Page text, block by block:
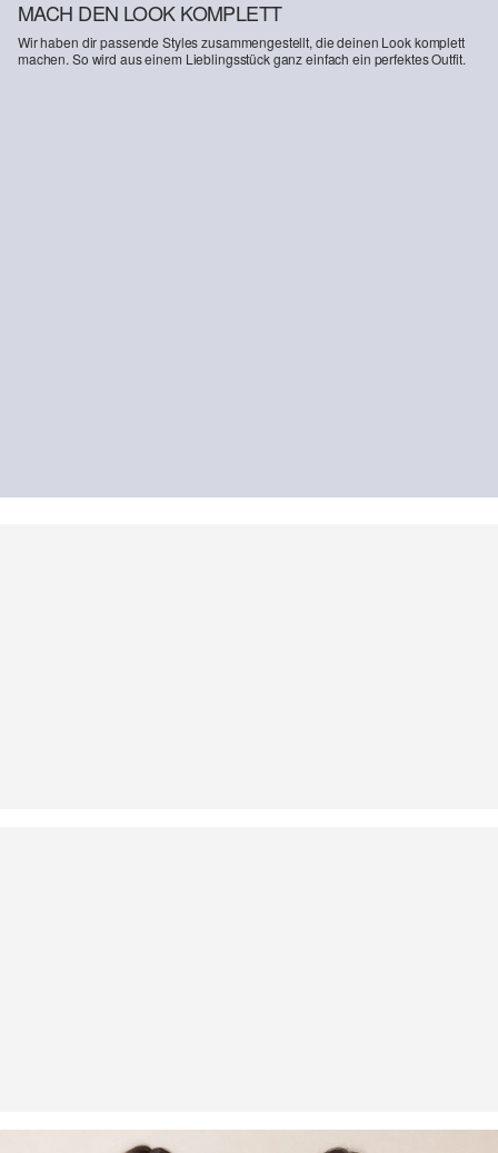
MACH DEN LOOK KOMPLETT
Wir haben dir passende Styles zusammengestellt, die deinen Look komplett
machen. So wird aus einem Lieblingsstück ganz einfach ein perfektes Outfit.